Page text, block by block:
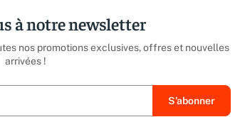
à notre newsletter
nos promotions exclusives, offres et nouvelles
arrivées !